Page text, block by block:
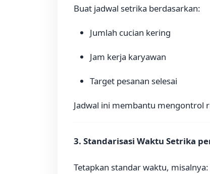
Buat jadwal setrika berdasarkan:
Jumlah cucian kering
Jam kerja karyawan
Target pesanan selesai
Jadwal ini membantu mengontrol
3. Standarisasi Waktu Setrika
Tetapkan standar waktu, misalnya: